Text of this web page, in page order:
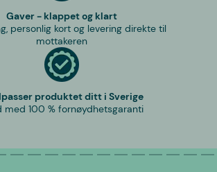
Gaver - klappet og klart
personlig kort og levering direkte til
mottakeren
produktet ditt i Sverige
med 100 % fornøydhetsgaranti